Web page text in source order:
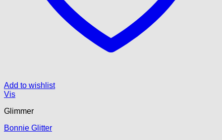
Add to wishlist
Vis
Glimmer
Bonnie Glitter